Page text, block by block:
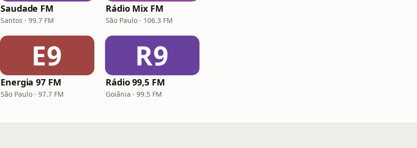
Saudade FM
Santos · 99.7 FM
Rádio Mix FM
São Paulo · 106.3 FM
E9
Energia 97 FM
São Paulo · 97.7 FM
R9
Rádio 99,5 FM
Goiânia · 99.5 FM